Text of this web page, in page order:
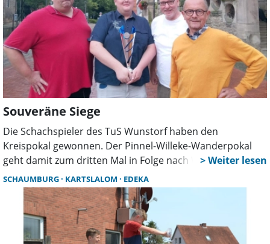
Souveräne Siege
Die Schachspieler des TuS Wunstorf haben den
Kreispokal gewonnen. Der Pinnel-Willeke-Wanderpokal
geht damit zum dritten Mal in Folge nach Wunstorf. Die
Wunstorfer machten den Pokalsieg im Finale gegen Weiß-
Blau-Eilenriede perfekt.
SCHAUMBURG KARTSLALOM EDEKA